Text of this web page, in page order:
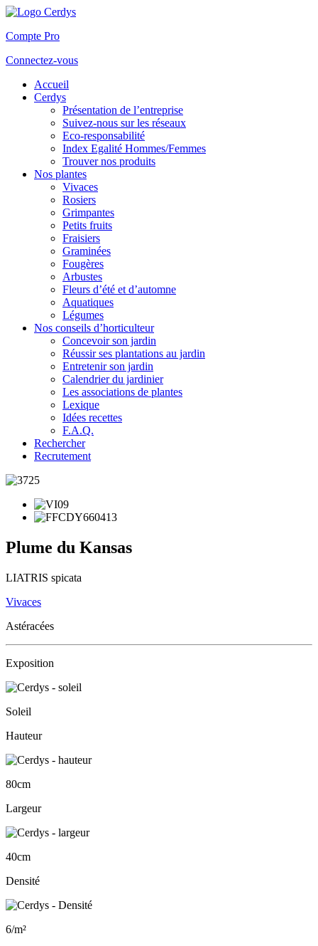
Compte Pro
Connectez-vous
Accueil
Cerdys
Présentation de l’entreprise
Suivez-nous sur les réseaux
Eco-responsabilité
Index Egalité Hommes/Femmes
Trouver nos produits
Nos plantes
Vivaces
Rosiers
Grimpantes
Petits fruits
Fraisiers
Graminées
Fougères
Arbustes
Fleurs d’été et d’automne
Aquatiques
Légumes
Nos conseils d’horticulteur
Concevoir son jardin
Réussir ses plantations au jardin
Entretenir son jardin
Calendrier du jardinier
Les associations de plantes
Lexique
Idées recettes
F.A.Q.
Rechercher
Recrutement
Plume du Kansas
LIATRIS spicata
Vivaces
Astéracées
Exposition
Soleil
Hauteur
80cm
Largeur
40cm
Densité
6/m²